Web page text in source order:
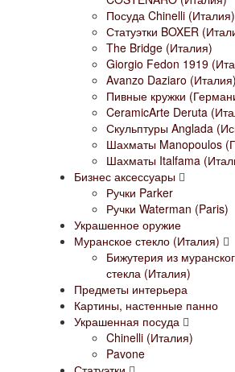
Посуда Chinelli (Италия)
Статуэтки BOXER
The Bridge (Италия)
Giorgio Fedon 1919
Avanzo Daziaro (Италия)
Пивные кружки
CeramicArte Deruta
Скульптуры Anglada
Шахматы Manopoulos
Шахматы Italfama
Бизнес аксессуары
Ручки Parker
Ручки Waterman (Paris)
Украшенное оружие
Муранское стекло (Италия)
Бижутерия из
стекла (Италия)
Предметы интерьера
Картины, настенные панно
Украшенная посуда
Chinelli (Италия)
Pavone